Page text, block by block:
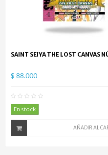
SAINT SEIYA THE LOST CANVAS
$ 88.000
En stock
AÑADIR AL